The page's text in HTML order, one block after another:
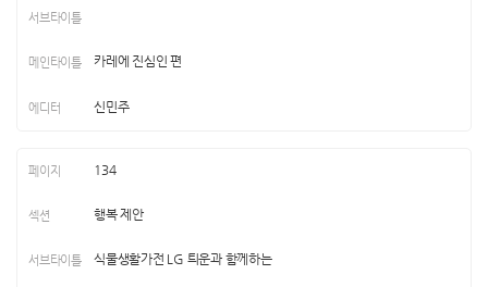
카레에 진심인 편
신민주
134
행복 제안
식물생활가전 LG 틔운과 함께하는